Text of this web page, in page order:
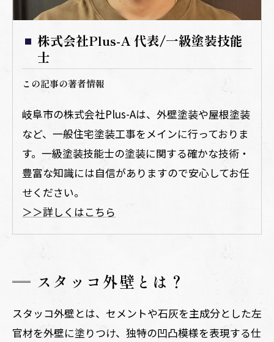
株式会社Plus-A 代表/一級塗装技能
士
この記事の著者情報
岐阜市の株式会社Plus-Aは、外壁塗装や屋根塗装
など、一般住宅塗装工事をメインに行っておりま
す。一級塗装技能士の塗装に関する確かな技術・
豊富な知識には自信がありますので安心してお任
せください。
＞＞詳しくはこちら
スタッコ外壁とは？
スタッコ外壁とは、セメントや石灰を主成分とした左
官材を外壁に塗りつけ、独特の凹凸模様を表現する仕